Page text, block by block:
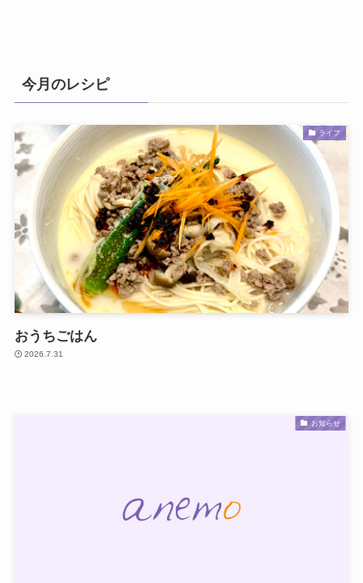
今月のレシピ
ライフ
おうちごはん
2026.7.31
お知らせ